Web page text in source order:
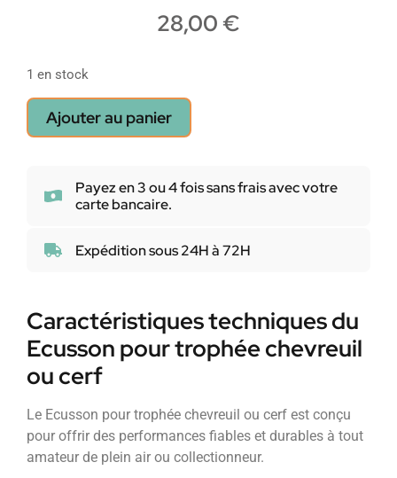
28,00 €
1 en stock
Ajouter au panier
Payez en 3 ou 4 fois sans frais avec votre
carte bancaire.
Expédition sous 24H à 72H
Caractéristiques techniques du
Ecusson pour trophée chevreuil
ou cerf
Le Ecusson pour trophée chevreuil ou cerf est conçu
pour offrir des performances fiables et durables à tout
amateur de plein air ou collectionneur.